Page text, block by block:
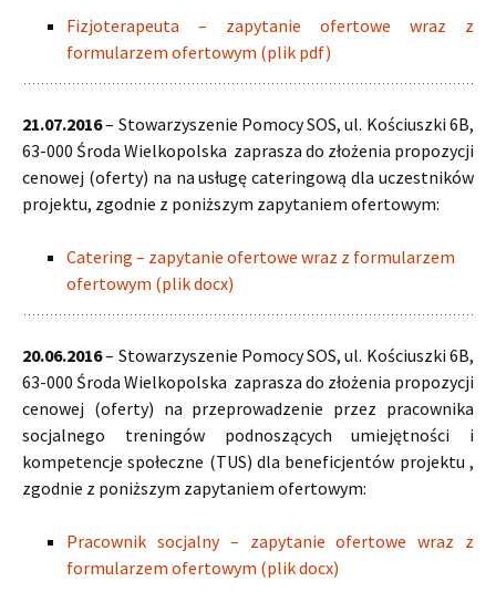
Fizjoterapeuta – zapytanie ofertowe wraz z
formularzem ofertowym (plik pdf)
21.07.2016– Stowarzyszenie Pomocy SOS, ul. Kościuszki 6B,
63-000 Środa Wielkopolska zaprasza do złożenia propozycji
cenowej (oferty) na na usługę cateringową dla uczestników
projektu, zgodnie z poniższym zapytaniem ofertowym:
Catering – zapytanie ofertowe wraz z formularzem
ofertowym (plik docx)
20.06.2016– Stowarzyszenie Pomocy SOS, ul. Kościuszki 6B,
63-000 Środa Wielkopolska zaprasza do złożenia propozycji
cenowej (oferty) na przeprowadzenie przez pracownika
socjalnego treningów podnoszących umiejętności i
kompetencje społeczne (TUS) dla beneficjentów projektu ,
zgodnie z poniższym zapytaniem ofertowym:
Pracownik socjalny – zapytanie ofertowe wraz z
formularzem ofertowym (plik docx)